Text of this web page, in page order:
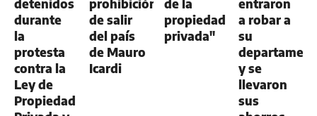
detenidos
durante
la
protesta
contra la
Ley de
Propiedad
prohibición
de salir
del país
de Mauro
Icardi
de la
propiedad
privada"
entraron
a robar a
su
y se
llevaron
sus